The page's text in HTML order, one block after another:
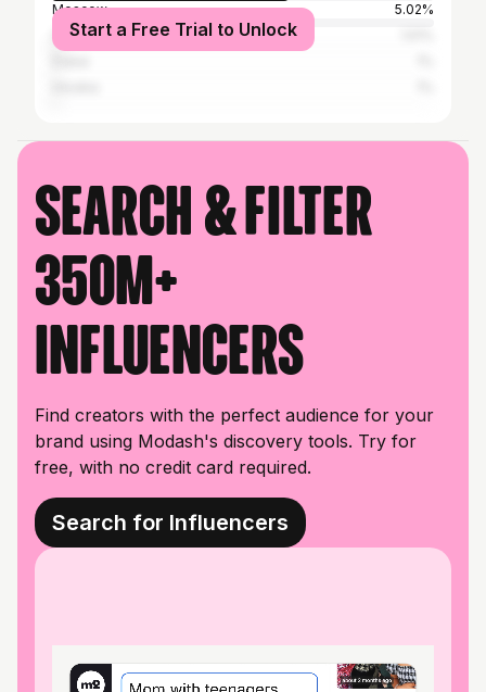
Moscow
5.02%
Saint Petersburg
Start a Free Trial to Unlock
Search & filter
350M+
influencers
Find creators with the perfect audience for your
brand using Modash's discovery tools. Try for
free, with no credit card required.
Search for Influencers